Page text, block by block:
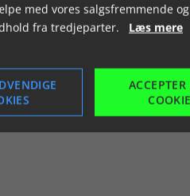
med vores salgsfremmende og
fra tredjeparter. Læs mere